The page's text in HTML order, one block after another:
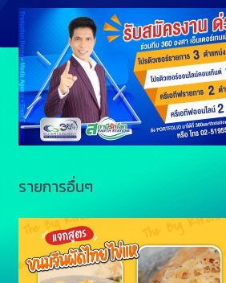
รายการอื่นๆ